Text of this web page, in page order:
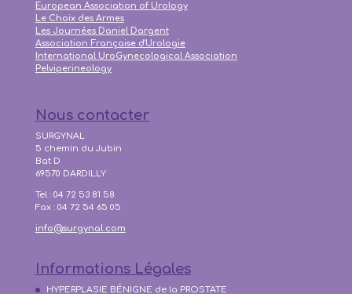
European Association of Urology
Le Choix des Armes
Les Journées Daniel Dargent
Association Française d'Urologie
International UroGynecological Association
Pelviperineology
Nous contacter
SURGYNAL
5 chemin du Jubin
Bat D
69570 DARDILLY
Tel : 04 72 53 81 58
Fax : 04 72 54 65 05
info@surgynal.com
Informations Légales
HYPERPLASIE BÉNIGNE de la PROSTATE